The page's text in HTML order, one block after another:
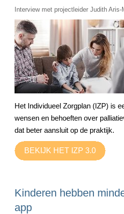
Interview met projectleider Judith
Het Individueel Zorgplan (IZP) is
wensen en behoeften over
dat beter aansluit op de praktijk.
BEKIJK HET IZP 3.0
Kinderen hebben
app